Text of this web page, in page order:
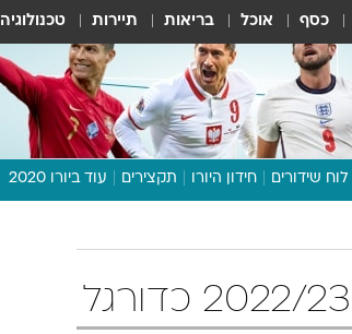
כסף אוכל בריאות תיירות טכנולוגיה
לוח שידורים חידון היורו תקצירים עוד ביורו 2020
תכנית היורו
לוח תוצאות
מגזין